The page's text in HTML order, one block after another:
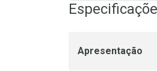
Apresentação